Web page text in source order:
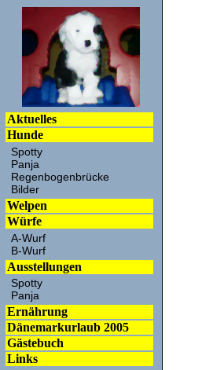
Aktuelles
Hunde
Spotty
Panja
Regenbogenbrücke
Bilder
Welpen
Würfe
A-Wurf
B-Wurf
Ausstellungen
Spotty
Panja
Ernährung
Dänemarkurlaub 2005
Gästebuch
Links